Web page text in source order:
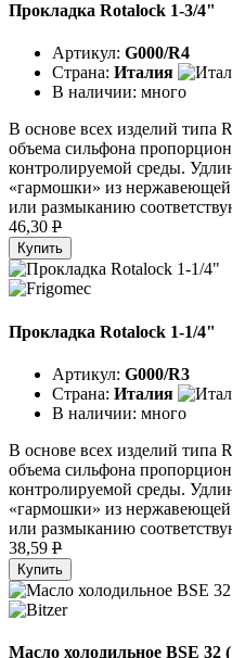
Прокладка Rotalock 1-3/4"
Артикул: G000/R4
Страна: Италия
В наличии: много
В основе всех изделий типа
объема сильфона
контролируемой среды.
«гармошки» из
или размыканию
46,30 P
Купить
Прокладка Rotalock 1-1/4"
Артикул: G000/R3
Страна: Италия
В наличии: много
В основе всех изделий типа
объема сильфона
контролируемой среды.
«гармошки» из
или размыканию
38,59 P
Купить
Масло холодильное BSE 32